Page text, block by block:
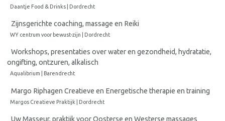
Daantje Food & Drinks | Dordrecht
Zijnsgerichte coaching, massage en Reiki
WY centrum voor bewust-zijn | Dordrecht
Workshops, presentaties over water en gezondheid, hydratatie,
ongifting, ontzuren, alkalisch
Aqualibrium | Barendrecht
Margo Riphagen Creatieve en Energetische therapie en training
Margos Creatieve Praktijk | Dordrecht
Uw Masseur, praktijk voor Oosterse en Westerse massages